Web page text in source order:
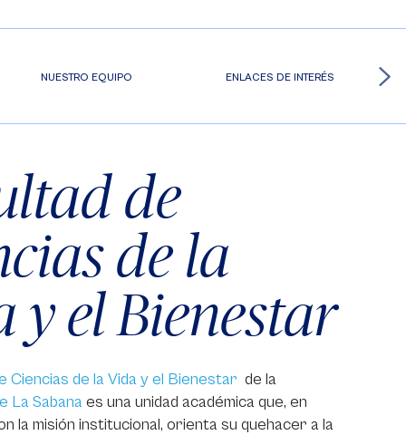
NUESTRO EQUIPO ENLACES DE INTERÉS
de
de la
y el Bienestar
Ciencias de la Vida y el Bienestar de la
La Sabanaes una unidad académica que, en
la misión institucional, orienta su quehacer a la